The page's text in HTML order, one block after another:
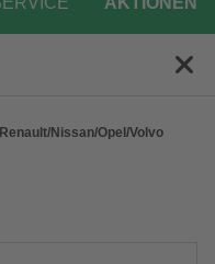
Nissan/Opel/Volvo